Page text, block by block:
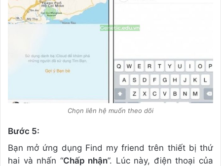
Chọn liên hệ muốn theo dõi
Bước 5:
Bạn mở ứng dụng Find my friend trên thiết bị thứ
hai và nhấn “Chấp nhận”. Lúc này, điện thoại của